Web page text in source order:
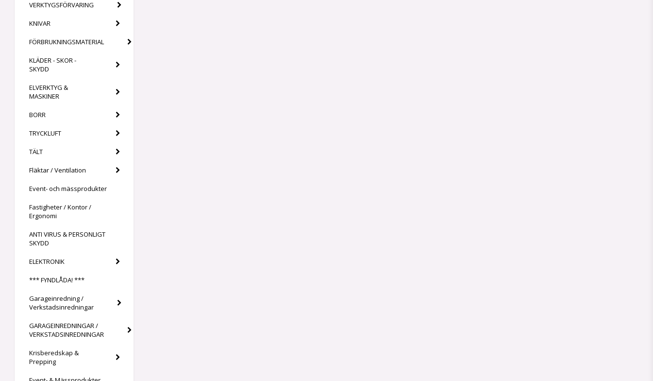
VERKTYGSFÖRVARING
KNIVAR
FÖRBRUKNINGSMATERIAL
KLÄDER - SKOR -
SKYDD
ELVERKTYG &
MASKINER
BORR
TRYCKLUFT
TÄLT
Fläktar / Ventilation
Event- och mässprodukter
Fastigheter / Kontor /
Ergonomi
ANTI VIRUS & PERSONLIGT
SKYDD
ELEKTRONIK
*** FYNDLÅDA! ***
Garageinredning /
Verkstadsinredningar
GARAGEINREDNINGAR /
VERKSTADSINREDNINGAR
Krisberedskap &
Prepping